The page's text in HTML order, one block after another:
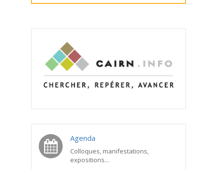
Agenda
Colloques, manifestations,
expositions...